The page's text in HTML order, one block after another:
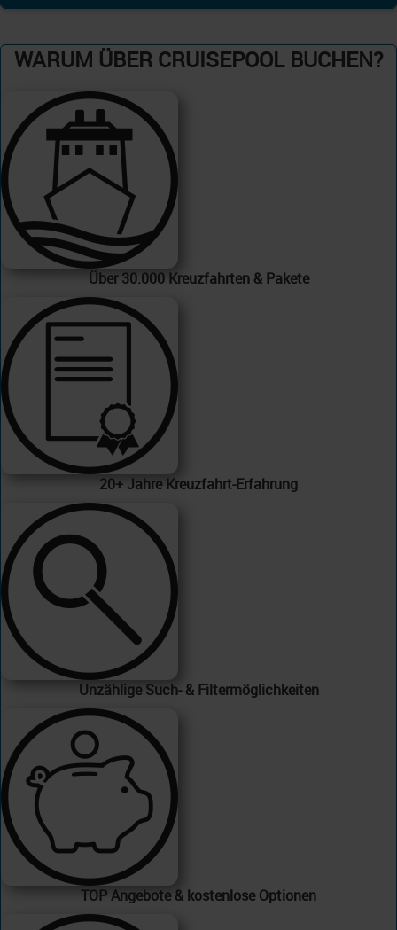
WARUM ÜBER CRUISEPOOL BUCHEN?
Über 30.000 Kreuzfahrten & Pakete
20+ Jahre Kreuzfahrt-Erfahrung
Unzählige Such- & Filtermöglichkeiten
TOP Angebote & kostenlose Optionen